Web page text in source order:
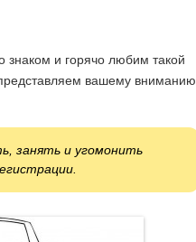
и горячо любим такой
вашему вниманию
занять и угомонить